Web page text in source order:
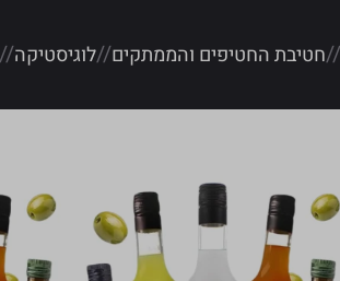
חטיבת החטיפים והממתקים לוגיסטיקה